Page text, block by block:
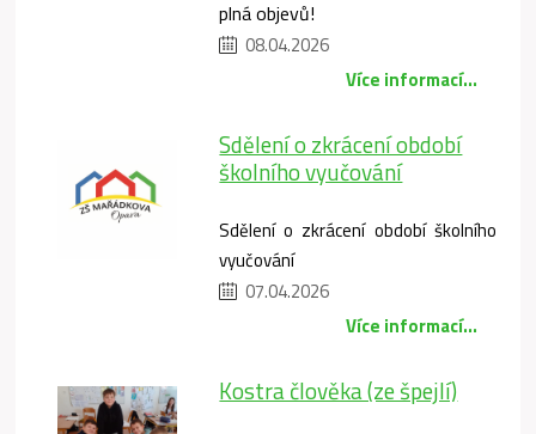
plná objevů!
08.04.2026
Více informací...
Sdělení o zkrácení období
školního vyučování
Sdělení o zkrácení období školního
vyučování
07.04.2026
Více informací...
Kostra člověka (ze špejlí)